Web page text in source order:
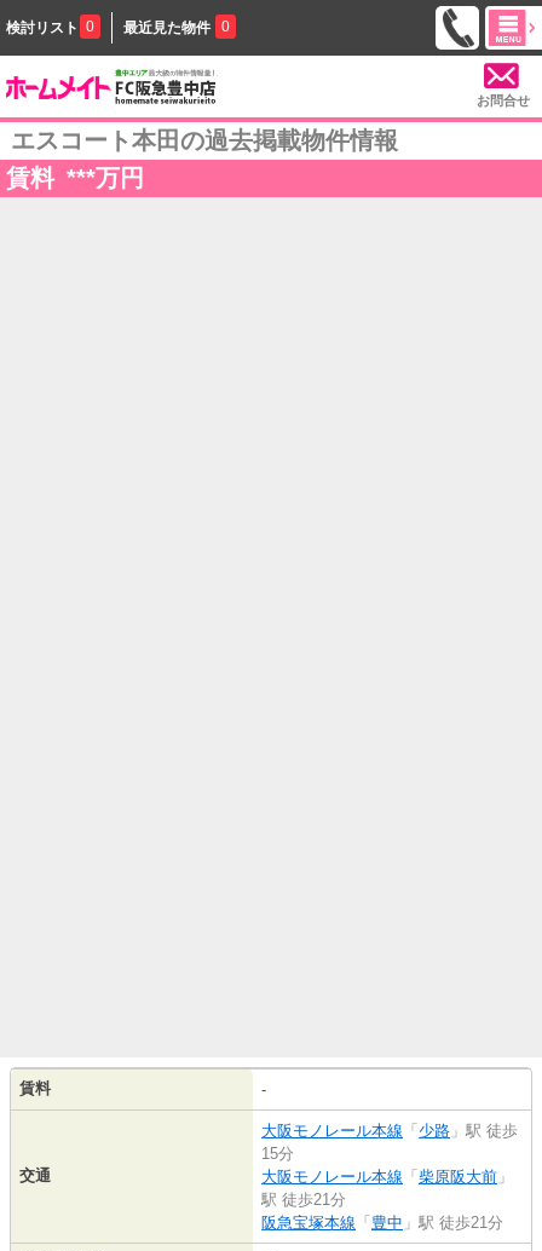
検討リスト 0 最近見た物件 0
お問合せ
エスコート本田の過去掲載物件情報
賃料 ***万円
賃料 -
交通
大阪モノレール本線 「 少路 」駅 徒歩
15分
大阪モノレール本線 「 柴原阪大前 」
駅 徒歩21分
阪急宝塚本線 「 豊中 」駅 徒歩21分